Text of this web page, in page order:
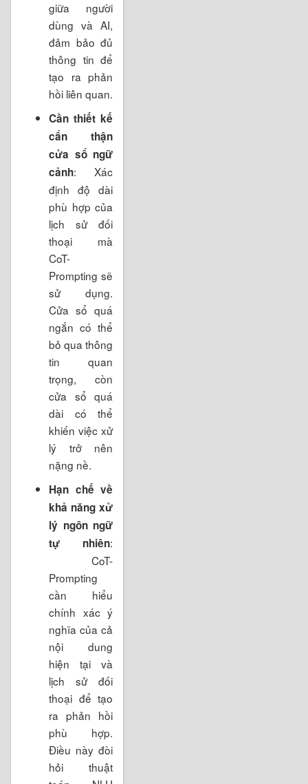
giữa người
dùng và AI,
đảm bảo đủ
thông tin để
tạo ra phản
hồi liên quan.
Cần thiết kế
cẩn thận
cửa sổ ngữ
cảnh: Xác
định độ dài
phù hợp của
lịch sử đối
thoại mà
CoT-
Prompting sẽ
sử dụng.
Cửa sổ quá
ngắn có thể
bỏ qua thông
tin quan
trọng, còn
cửa sổ quá
dài có thể
khiến việc xử
lý trở nên
nặng nề.
Hạn chế về
khả năng xử
lý ngôn ngữ
tự nhiên:
CoT-
Prompting
cần hiểu
chính xác ý
nghĩa của cả
nội dung
hiện tại và
lịch sử đối
thoại để tạo
ra phản hồi
phù hợp.
Điều này đòi
hỏi thuật